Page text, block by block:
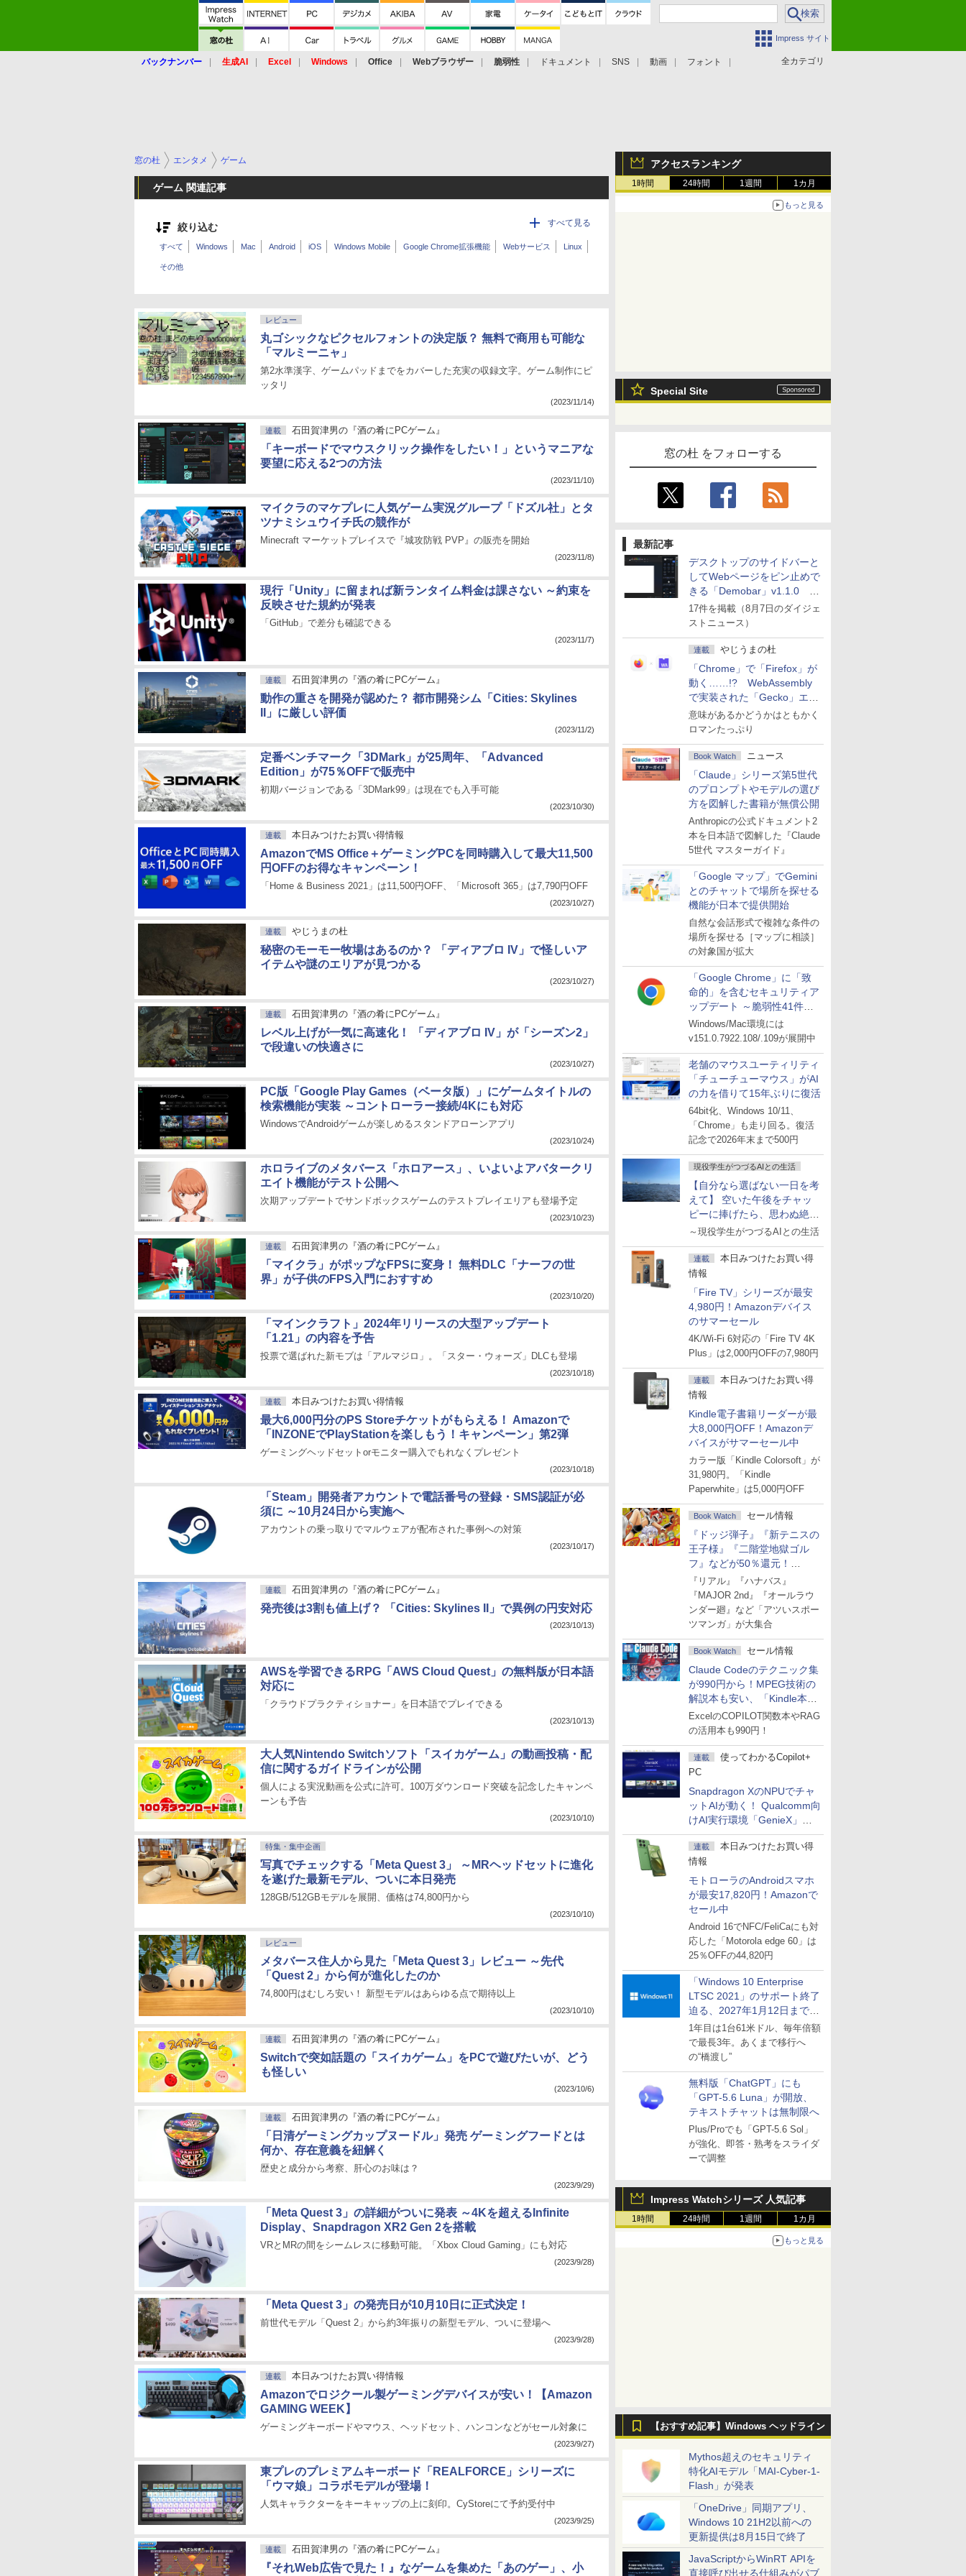
Impress サイト
全カテゴリ
バックナンバー 生成AI Excel Windows Office Webブラウザー 脆弱性 ドキュメント SNS 動画 フォント
アクセスランキング
1時間 24時間 1週間 1カ月
もっと見る
Special Site
窓の杜 をフォローする
最新記事
デスクトップのサイドバーと
してWebページをピン止めで
きる「Demobar」v1.1.0 ほ
か
17件を掲載（8月7日のダイジェ
ストニュース）
連載 やじうまの杜
「Chrome」で「Firefox」が
動く……!? WebAssembly
で実装された「Gecko」エン
ジン
意味があるかどうかはともかく
ロマンたっぷり
Book Watch ニュース
「Claude」シリーズ第5世代
のプロンプトやモデルの選び
方を図解した書籍が無償公開
Anthropicの公式ドキュメント2
本を日本語で図解した『Claude
5世代 マスターガイド』
「Google マップ」でGemini
とのチャットで場所を探せる
機能が日本で提供開始
自然な会話形式で複雑な条件の
場所を探せる［マップに相談］
の対象国が拡大
「Google Chrome」に「致
命的」を含むセキュリティア
ップデート ～脆弱性41件に
対処
Windows/Mac環境には
v151.0.7922.108/.109が展開中
老舗のマウスユーティリティ
「チューチューマウス」がAI
の力を借りて15年ぶりに復活
64bit化、Windows 10/11、
「Chrome」も走り回る。復活
記念で2026年末まで500円
現役学生がつづるAIとの生活
【自分なら選ばない一日を考
えて】 空いた午後をチャッ
ピーに捧げたら、思わぬ絶景
に出会った話
～現役学生がつづるAIとの生活
連載
本日みつけたお買い得
情報
「Fire TV」シリーズが最安
4,980円！Amazonデバイス
のサマーセール
4K/Wi-Fi 6対応の「Fire TV 4K
Plus」は2,000円OFFの7,980円
連載
本日みつけたお買い得
情報
Kindle電子書籍リーダーが最
大8,000円OFF！Amazonデ
バイスがサマーセール中
カラー版「Kindle Colorsoft」が
31,980円。「Kindle
Paperwhite」は5,000円OFF
Book Watch セール情報
『ドッジ弾子』『新テニスの
王子様』『二階堂地獄ゴル
フ』などが50％還元！
Amazonマンガ週末セール
『リアル』『ハナバス』
『MAJOR 2nd』『オールラウ
ンダー廻』など「アツいスポー
ツマンガ」が大集合
Book Watch セール情報
Claude Codeのテクニック集
が990円から！MPEG技術の
解説本も安い、「Kindle本サ
マーセール」第2弾開始！
ExcelのCOPILOT関数本やRAG
の活用本も990円！
連載
使ってわかるCopilot+
PC
Snapdragon XのNPUでチャ
ットAIが動く！ Qualcomm向
けAI実行環境「GenieX」を
試してみた
連載
本日みつけたお買い得
情報
モトローラのAndroidスマホ
が最安17,820円！Amazonで
セール中
Android 16でNFC/FeliCaにも対
応した「Motorola edge 60」は
25％OFFの44,820円
「Windows 10 Enterprise
LTSC 2021」のサポート終了
迫る、2027年1月12日まで
～ESUは9月1日から販売
1年目は1台61米ドル、毎年倍額
で最長3年。あくまで移行へ
の“橋渡し”
無料版「ChatGPT」にも
「GPT-5.6 Luna」が開放、
テキストチャットは無制限へ
Plus/Proでも「GPT-5.6 Sol」
が強化、即答・熟考をスライダ
ーで調整
Impress Watchシリーズ 人気記事
1時間 24時間 1週間 1カ月
もっと見る
【おすすめ記事】Windows ヘッドライン
Mythos超えのセキュリティ
特化AIモデル「MAI-Cyber-1-
Flash」が発表
「OneDrive」同期アプリ、
Windows 10 21H2以前への
更新提供は8月15日で終了
JavaScriptからWinRT APIを
直接呼び出せる仕組みがパブ
窓の杜 エンタメ ゲーム
ゲーム 関連記事
絞り込む すべて見る
すべて Windows Mac Android iOS Windows Mobile Google Chrome拡張機能 Webサービス Linux
その他
レビュー
丸ゴシックなピクセルフォントの決定版？ 無料で商用も可能な
「マルミーニャ」
第2水準漢字、ゲームパッドまでをカバーした充実の収録文字。ゲーム制作にピ
ッタリ
(2023/11/14)
連載 石田賀津男の『酒の肴にPCゲーム』
「キーボードでマウスクリック操作をしたい！」というマニアな
要望に応える2つの方法
(2023/11/10)
マイクラのマケプレに人気ゲーム実況グループ「ドズル社」とタ
ツナミシュウイチ氏の競作が
Minecraft マーケットプレイスで『城攻防戦 PVP』の販売を開始
(2023/11/8)
現行「Unity」に留まれば新ランタイム料金は課さない ～約束を
反映させた規約が発表
「GitHub」で差分も確認できる
(2023/11/7)
連載 石田賀津男の『酒の肴にPCゲーム』
動作の重さを開発が認めた？ 都市開発シム「Cities: Skylines
II」に厳しい評価
(2023/11/2)
定番ベンチマーク「3DMark」が25周年、「Advanced
Edition」が75％OFFで販売中
初期バージョンである「3DMark99」は現在でも入手可能
(2023/10/30)
連載 本日みつけたお買い得情報
AmazonでMS Office＋ゲーミングPCを同時購入して最大11,500
円OFFのお得なキャンペーン！
「Home & Business 2021」は11,500円OFF、「Microsoft 365」は7,790円OFF
(2023/10/27)
連載 やじうまの杜
秘密のモーモー牧場はあるのか？ 「ディアブロ IV」で怪しいア
イテムや謎のエリアが見つかる
(2023/10/27)
連載 石田賀津男の『酒の肴にPCゲーム』
レベル上げが一気に高速化！ 「ディアブロ IV」が「シーズン2」
で段違いの快適さに
(2023/10/27)
PC版「Google Play Games（ベータ版）」にゲームタイトルの
検索機能が実装 ～コントローラー接続/4Kにも対応
WindowsでAndroidゲームが楽しめるスタンドアローンアプリ
(2023/10/24)
ホロライブのメタバース「ホロアース」、いよいよアバタークリ
エイト機能がテスト公開へ
次期アップデートでサンドボックスゲームのテストプレイエリアも登場予定
(2023/10/23)
連載 石田賀津男の『酒の肴にPCゲーム』
「マイクラ」がポップなFPSに変身！ 無料DLC「ナーフの世
界」が子供のFPS入門におすすめ
(2023/10/20)
「マインクラフト」2024年リリースの大型アップデート
「1.21」の内容を予告
投票で選ばれた新モブは「アルマジロ」。「スター・ウォーズ」DLCも登場
(2023/10/18)
連載 本日みつけたお買い得情報
最大6,000円分のPS Storeチケットがもらえる！ Amazonで
「INZONEでPlayStationを楽しもう！キャンペーン」第2弾
ゲーミングヘッドセットorモニター購入でもれなくプレゼント
(2023/10/18)
「Steam」開発者アカウントで電話番号の登録・SMS認証が必
須に ～10月24日から実施へ
アカウントの乗っ取りでマルウェアが配布された事例への対策
(2023/10/17)
連載 石田賀津男の『酒の肴にPCゲーム』
発売後は3割も値上げ？ 「Cities: Skylines II」で異例の円安対応
(2023/10/13)
AWSを学習できるRPG「AWS Cloud Quest」の無料版が日本語
対応に
「クラウドプラクティショナー」を日本語でプレイできる
(2023/10/13)
大人気Nintendo Switchソフト「スイカゲーム」の動画投稿・配
信に関するガイドラインが公開
個人による実況動画を公式に許可。100万ダウンロード突破を記念したキャンペ
ーンも予告
(2023/10/10)
特集・集中企画
写真でチェックする「Meta Quest 3」 ～MRヘッドセットに進化
を遂げた最新モデル、ついに本日発売
128GB/512GBモデルを展開、価格は74,800円から
(2023/10/10)
レビュー
メタバース住人から見た「Meta Quest 3」レビュー ～先代
「Quest 2」から何が進化したのか
74,800円はむしろ安い！ 新型モデルはあらゆる点で期待以上
(2023/10/10)
連載 石田賀津男の『酒の肴にPCゲーム』
Switchで突如話題の「スイカゲーム」をPCで遊びたいが、どう
も怪しい
(2023/10/6)
連載 石田賀津男の『酒の肴にPCゲーム』
「日清ゲーミングカップヌードル」発売 ゲーミングフードとは
何か、存在意義を紐解く
歴史と成分から考察、肝心のお味は？
(2023/9/29)
「Meta Quest 3」の詳細がついに発表 ～4Kを超えるInfinite
Display、Snapdragon XR2 Gen 2を搭載
VRとMRの間をシームレスに移動可能。「Xbox Cloud Gaming」にも対応
(2023/9/28)
「Meta Quest 3」の発売日が10月10日に正式決定！
前世代モデル「Quest 2」から約3年振りの新型モデル、ついに登場へ
(2023/9/28)
連載 本日みつけたお買い得情報
Amazonでロジクール製ゲーミングデバイスが安い！【Amazon
GAMING WEEK】
ゲーミングキーボードやマウス、ヘッドセット、ハンコンなどがセール対象に
(2023/9/27)
東プレのプレミアムキーボード「REALFORCE」シリーズに
「ウマ娘」コラボモデルが登場！
人気キャラクターをキーキャップの上に刻印。CyStoreにて予約受付中
(2023/9/25)
連載 石田賀津男の『酒の肴にPCゲーム』
『それWeb広告で見た！』なゲームを集めた「あのゲー」、小